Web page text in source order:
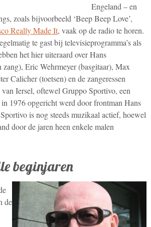
Engeland – en
zoals bijvoorbeeld ‘Beep Beep Love’,
Really Made It, vaak op de radio te horen.
te gast bij televisieprogramma’s als
het hier uiteraard over Hans
zang), Eric Wehrmeyer (basgitaar), Max
Calicher (toetsen) en de zangeressen
Iersel, oftewel Gruppo Sportivo, een
1976 opgericht werd door frontman Hans
is nog steeds muzikaal actief, hoewel
door de jaren heen enkele malen
beginjaren
de